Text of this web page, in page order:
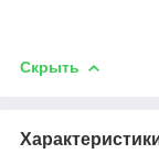
Скрыть